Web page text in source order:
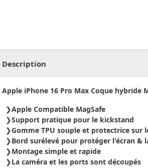
Description
Apple iPhone 16 Pro Max Coque hybride
Apple Compatible MagSafe
Support pratique pour le kickstand
Gomme TPU souple et protectrice sur
Bord surélevé pour protéger l'écran &
Montage simple et rapide
La caméra et les ports sont découpés